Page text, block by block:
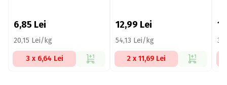
6,85 Lei
20,15 Lei/kg
3 x 6,64 Lei
12,99 Lei
54,13 Lei/kg
2 x 11,69 Lei